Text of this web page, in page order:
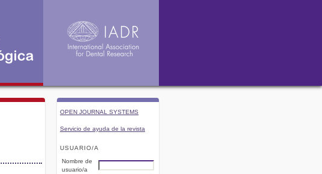
OPEN JOURNAL SYSTEMS
Servicio de ayuda de la revista
USUARIO/A
Nombre de
usuario/a